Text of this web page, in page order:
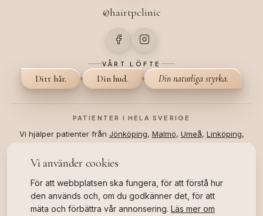
@hairtpclinic
VÅRT LÖFTE
Ditt hår. Din hud. Din naturliga styrka.
PATIENTER I HELA SVERIGE
Vi hjälper patienter från Jönköping, Malmö, Umeå, Linköping,
WebbplatskartaBokningsvillkor Integritetspolicy
4.8★★★★★
Vi använder cookies
För att webbplatsen ska fungera, för att förstå hur
den används och, om du godkänner det, för att
mäta och förbättra vår annonsering. Läs mer om